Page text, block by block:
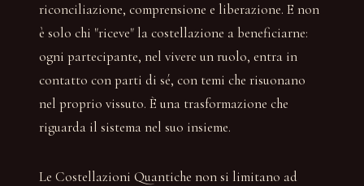
riconciliazione, comprensione e liberazione. E non
è solo chi "riceve" la costellazione a beneficiarne:
ogni partecipante, nel vivere un ruolo, entra in
contatto con parti di sé, con temi che risuonano
nel proprio vissuto. È una trasformazione che
riguarda il sistema nel suo insieme.
Le Costellazioni Quantiche non si limitano ad